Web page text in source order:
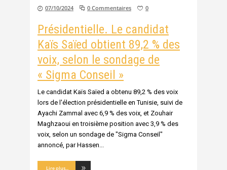
07/10/2024 0 Commentaires 0
Présidentielle. Le candidat
Kaïs Saïed obtient 89,2 % des
voix, selon le sondage de
« Sigma Conseil »
Le candidat Kaïs Saïed a obtenu 89,2 % des voix
lors de l'élection présidentielle en Tunisie, suivi de
Ayachi Zammal avec 6,9 % des voix, et Zouhair
Maghzaoui en troisième position avec 3,9 % des
voix, selon un sondage de "Sigma Conseil"
annoncé, par Hassen
Lire plus...